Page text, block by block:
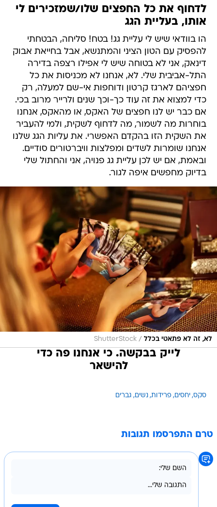
לדחוף את כל החפצים שלו/שמזכירים לי
אותו, בעליית הגג
הו בוודאי שיש לי עליית גג! בטח! סליחה, הבטחתי
להפסיק עם הטון הציני והמתנשא, אבל בחייאת אבוק
דינאק, אני לא בטוחה שיש לי אפילו רצפה בדירה
התל-אביבית שלי. לא, אנחנו לא מכניסות את כל
חפציהם לארגז קרטון ודוחפות אי-שם למעלה, רק
כדי למצוא את זה עוד כך-וכך שנים ולרייר מרוב בכי.
אם כבר יש לנו חפצים של האקס, או מהאקס, אנחנו
בוחרות מה לשמור, מה לדחוף לשקית, ולמי להעביר
את השקית הזו בהקדם האפשרי. את עליות הגג שלנו
אנחנו שומרות לשדים ומפלצות וויברטורים סודיים.
ובאמת, אם יש לכן עליית גג פנויה, אני והחתול שלי
בדיוק מחפשים איפה לגור.
לא, זה לא פתאטי בכלל /
ShutterStock
לייק בבקשה. כי אנחנו פה כדי
להישאר
סקס יחסים פרידות נשים גברים
טרם התפרסמו תגובות